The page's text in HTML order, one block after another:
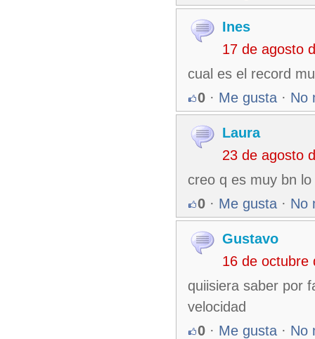
Ines
17 de agosto
cual es el record
0 · Me gusta · No
Laura
23 de agosto
creo q es muy bn
0 · Me gusta · No
Gustavo
16 de octubre
quiisiera saber por
velocidad
0 · Me gusta · No